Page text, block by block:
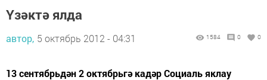
Үзәктә ялда
автор, 5 октябрь 2012 - 04:31 1584 0 0
13 сентябрьдән 2 октябрьгә кадәр Социаль яклау